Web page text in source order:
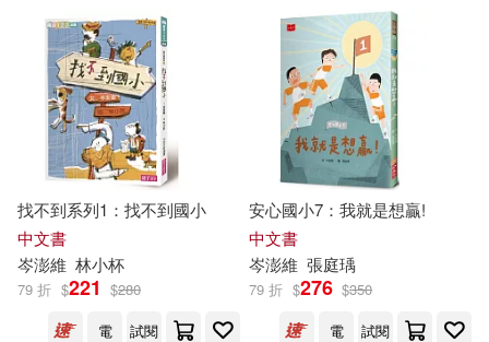
陳啟淦(1)
馬致遠(1)
找不到系列1：找不到國小
中文書
岑澎維 林小杯
79 折 $221 $280
電
試閱
安心國小7：我就是想贏!
中文書
岑澎維 張庭瑀
79 折 $276 $350
電
試閱